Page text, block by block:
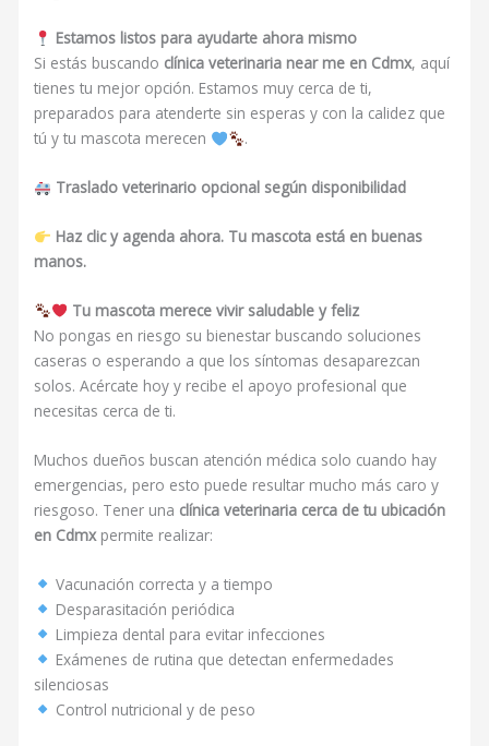
Estamos listos para ayudarte ahora mismo
Si estás buscando clínica veterinaria near me en Cdmx, aquí
tienes tu mejor opción. Estamos muy cerca de ti,
preparados para atenderte sin esperas y con la calidez que
tú y tu mascota merecen
.
Traslado veterinario opcional según disponibilidad
Haz clic y agenda ahora. Tu mascota está en buenas
manos.
Tu mascota merece vivir saludable y feliz
No pongas en riesgo su bienestar buscando soluciones
caseras o esperando a que los síntomas desaparezcan
solos. Acércate hoy y recibe el apoyo profesional que
necesitas cerca de ti.
Muchos dueños buscan atención médica solo cuando hay
emergencias, pero esto puede resultar mucho más caro y
riesgoso. Tener una clínica veterinaria cerca de tu ubicación
en Cdmxpermite realizar:
Vacunación correcta y a tiempo
Desparasitación periódica
Limpieza dental para evitar infecciones
Exámenes de rutina que detectan enfermedades
silenciosas
Control nutricional y de peso